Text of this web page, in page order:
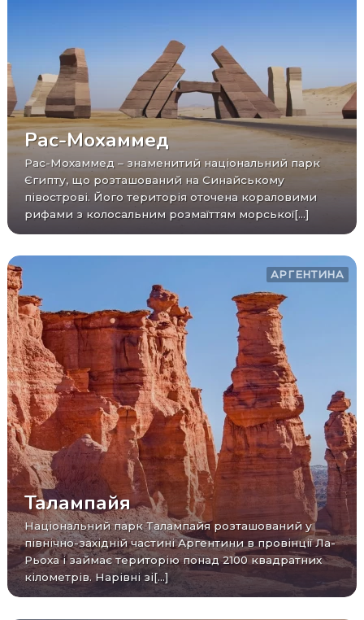
Рас-Мохаммед
Рас-Мохаммед – знаменитий національний парк
Єгипту, що розташований на Синайському
півострові. Його територія оточена кораловими
рифами з колосальним розмаїттям морської[...]
АРГЕНТИНА
Талампайя
Національний парк Талампайя розташований у
північно-західній частині Аргентини в провінції Ла-
Рьоха і займає територію понад 2100 квадратних
кілометрів. Нарівні зі[...]